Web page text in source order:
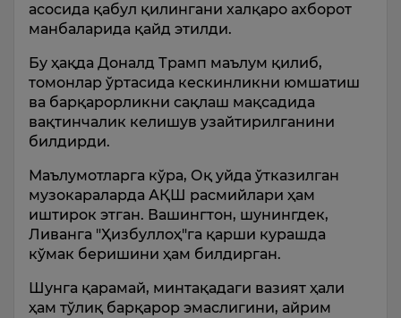
асосида қабул қилингани халқаро ахборот
манбаларида қайд этилди.
Бу ҳақда Доналд Трамп маълум қилиб,
томонлар ўртасида кескинликни юмшатиш
ва барқарорликни сақлаш мақсадида
вақтинчалик келишув узайтирилганини
билдирди.
Маълумотларга кўра, Оқ уйда ўтказилган
музокараларда АҚШ расмийлари ҳам
иштирок этган. Вашингтон, шунингдек,
Ливанга "Ҳизбуллоҳ"га қарши курашда
кўмак беришини ҳам билдирган.
Шунга қарамай, минтақадаги вазият ҳали
ҳам тўлиқ барқарор эмаслигини, айрим